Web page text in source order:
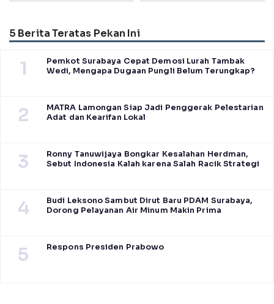
5 Berita Teratas Pekan Ini
1
Pemkot Surabaya Cepat Demosi Lurah Tambak
Wedi, Mengapa Dugaan Pungli Belum Terungkap?
2
MATRA Lamongan Siap Jadi Penggerak Pelestarian
Adat dan Kearifan Lokal
3
Ronny Tanuwijaya Bongkar Kesalahan Herdman,
Sebut Indonesia Kalah karena Salah Racik Strategi
4
Budi Leksono Sambut Dirut Baru PDAM Surabaya,
Dorong Pelayanan Air Minum Makin Prima
5 Respons Presiden Prabowo